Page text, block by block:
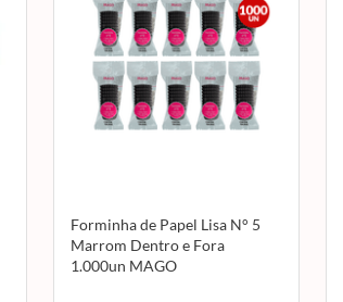
Forminha de Papel Lisa N° 5
Marrom Dentro e Fora
1.000un MAGO